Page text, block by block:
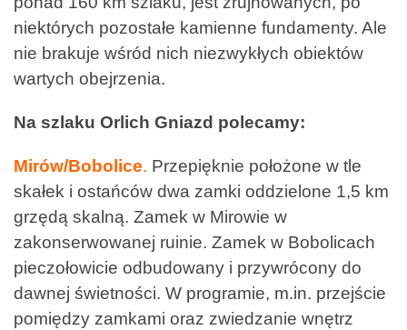
niektórych pozostałe kamienne fundamenty. Ale
nie brakuje wśród nich niezwykłych obiektów
wartych obejrzenia.
Na szlaku Orlich Gniazd polecamy:
Mirów/Bobolice. Przepięknie położone w tle
skałek i ostańców dwa zamki oddzielone 1,5 km
grzędą skalną. Zamek w Mirowie w
zakonserwowanej ruinie. Zamek w Bobolicach
pieczołowicie odbudowany i przywrócony do
dawnej świetności. W programie, m.in. przejście
pomiędzy zamkami oraz zwiedzanie wnętrz